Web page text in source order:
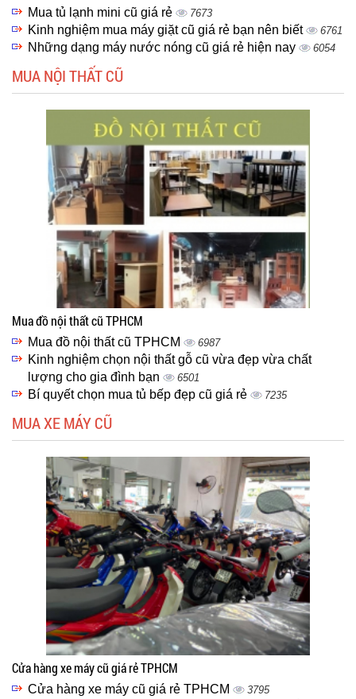
Mua tủ lạnh mini cũ giá rẻ 7673
Kinh nghiệm mua máy giặt cũ giá rẻ bạn nên biết 6761
Những dạng máy nước nóng cũ giá rẻ hiện nay 6054
MUA NỘI THẤT CŨ
Mua đồ nội thất cũ TPHCM
Mua đồ nội thất cũ TPHCM 6987
Kinh nghiệm chọn nội thất gỗ cũ vừa đẹp vừa chất
lượng cho gia đình bạn
6501
Bí quyết chọn mua tủ bếp đẹp cũ giá rẻ 7235
MUA XE MÁY CŨ
Cửa hàng xe máy cũ giá rẻ TPHCM
Cửa hàng xe máy cũ giá rẻ TPHCM 3795